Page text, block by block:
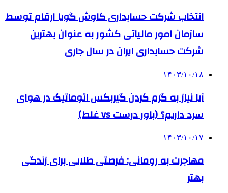
انتخاب شرکت حسابداری کاوش گویا ارقام توسط
سازمان امور مالیاتی کشور به عنوان بهترین
شرکت حسابداری ایران در سال جاری
۱۴۰۳/۱۰/۱۸
آیا نیاز به گرم کردن گیربکس اتوماتیک در هوای
سرد داریم؟ (باور درست vs غلط)
۱۴۰۳/۱۰/۱۷
مهاجرت به رومانی: فرصتی طلایی برای زندگی
بهتر